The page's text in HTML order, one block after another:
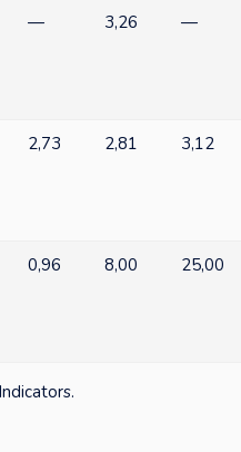
— 3,26 —
2,73 2,81 3,12
0,96 8,00 25,00